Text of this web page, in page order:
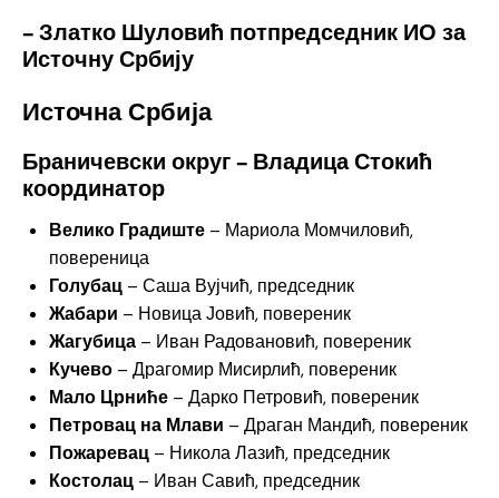
– Златко Шуловић потпредседник ИО за
Источну Србију
Источна Србија
Браничевски округ – Владица Стокић
координатор
Велико Градиште – Мариола Момчиловић,
повереница
Голубац – Саша Вујчић, председник
Жабари – Новица Јовић, повереник
Жагубица – Иван Радовановић, повереник
Кучево – Драгомир Мисирлић, повереник
Мало Црниће – Дарко Петровић, повереник
Петровац на Млави – Драган Мандић, повереник
Пожаревац – Никола Лазић, председник
Костолац – Иван Савић, председник